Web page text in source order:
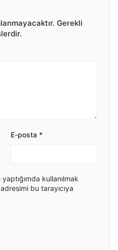
Gerekli
E-posta *
kullanılmak
bu tarayıcıya